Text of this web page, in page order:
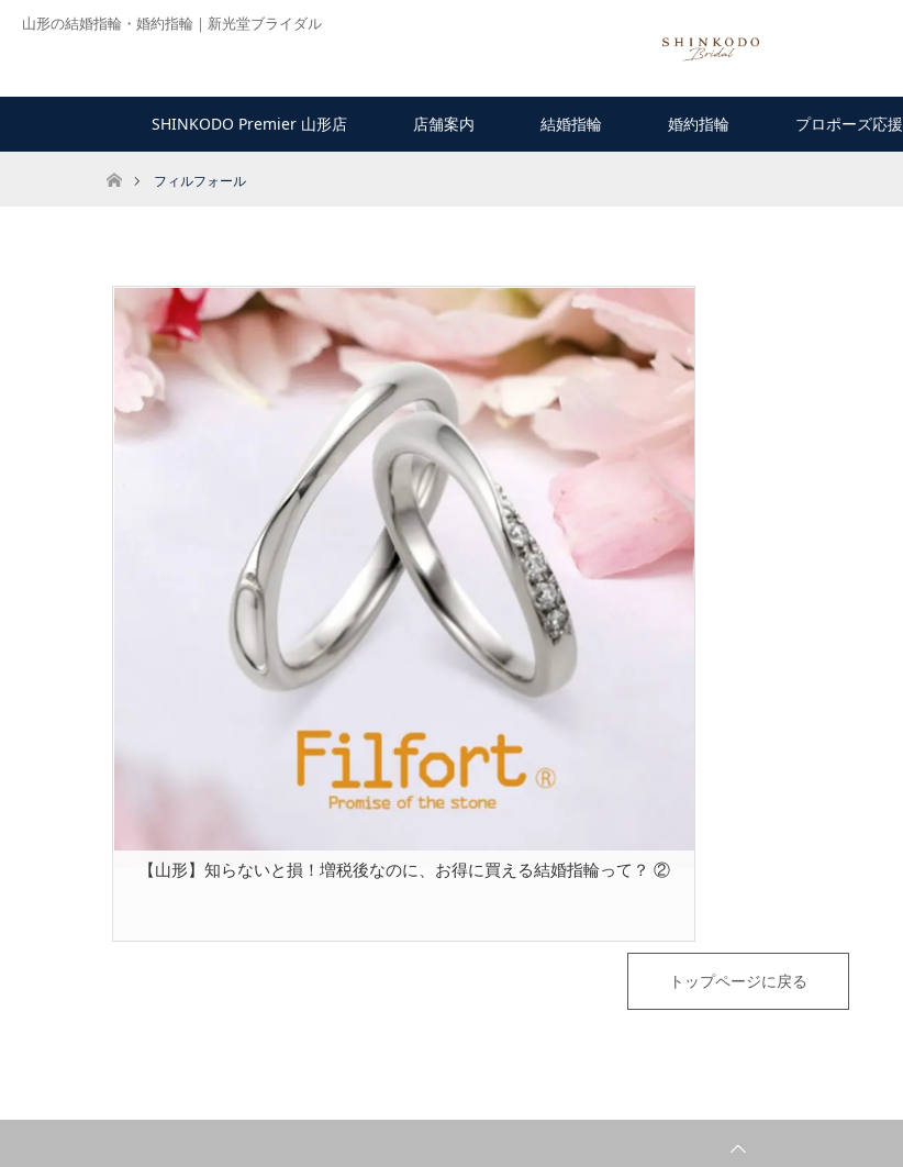
山形の結婚指輪・婚約指輪｜新光堂ブライダル
SHINKODO Premier 山形店 店舗案内 結婚指輪 婚約指輪 プロポーズ応援
ホームフィルフォール
【山形】知らないと損！増税後なのに、お得に買える結婚指輪って？ ②
トップページに戻る